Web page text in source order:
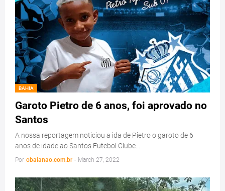
BAHIA
Garoto Pietro de 6 anos, foi aprovado no
Santos
A nossa reportagem noticiou a ida de Pietro o garoto de 6
anos de idade ao Santos Futebol Clube…
Por obaianao.com.br - March 27, 2022